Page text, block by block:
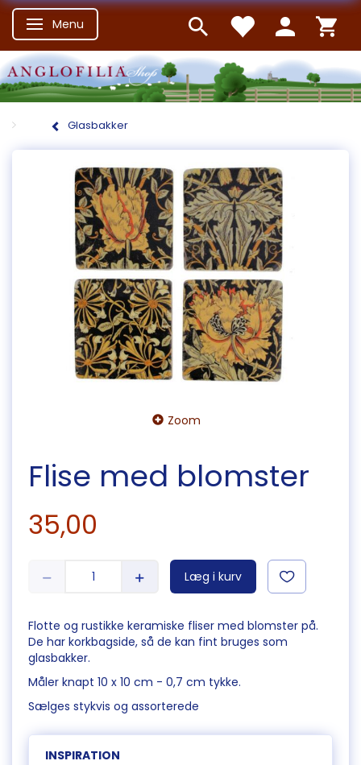
Skifte navigation
Menu
Glasbakker
Zoom
Flise med blomster
35,00
Læg i kurv
Flotte og rustikke keramiske fliser med blomster på.
De har korkbagside, så de kan fint bruges som
glasbakker.
Måler knapt 10 x 10 cm - 0,7 cm tykke.
Sælges stykvis og assorterede
INSPIRATION